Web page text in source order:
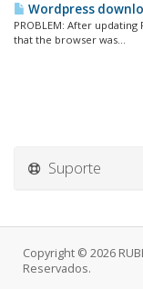
Wordpress
PROBLEM: After
that the browser was...
Suporte
Copyright © 2026
Reservados.